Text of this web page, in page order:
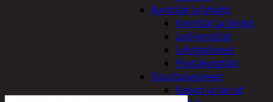
Kynttilät ja lyhdyt
Kynttilät ja lyhdyt
Led-kynttilät
Lyhtytelineet
Pöytäkynttilät
Sisustusesineet
Kalvot ja tarrat